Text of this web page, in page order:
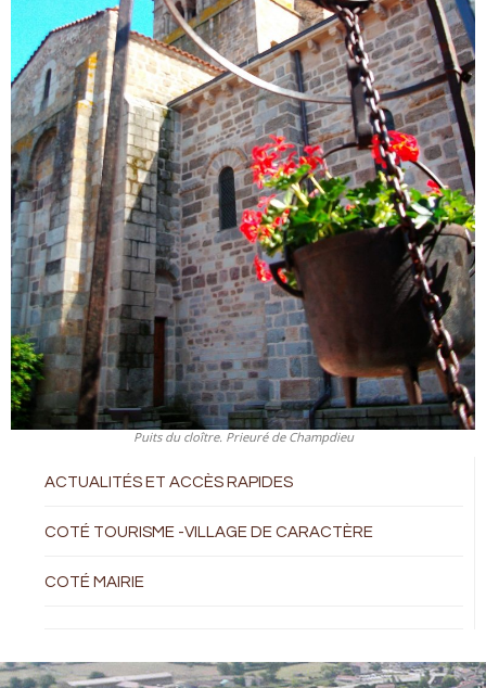
Puits du cloître. Prieuré de Champdieu
ACTUALITÉS ET ACCÈS RAPIDES
COTÉ TOURISME -VILLAGE DE CARACTÈRE
COTÉ MAIRIE